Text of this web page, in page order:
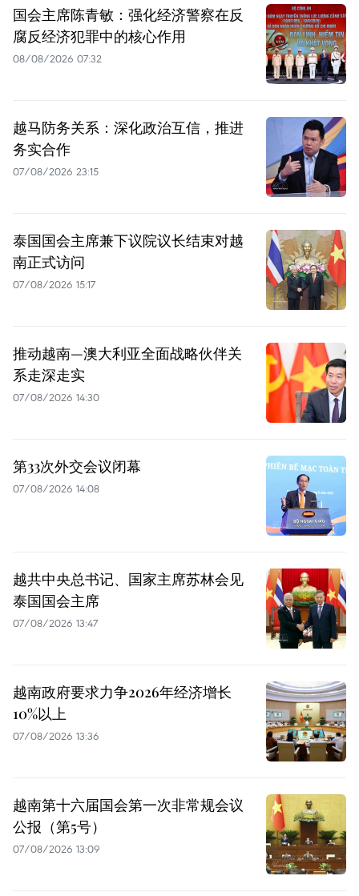
国会主席陈青敏：强化经济警察在反
腐反经济犯罪中的核心作用
08/08/2026 07:32
越马防务关系：深化政治互信，推进
务实合作
07/08/2026 23:15
泰国国会主席兼下议院议长结束对越
南正式访问
07/08/2026 15:17
推动越南—澳大利亚全面战略伙伴关
系走深走实
07/08/2026 14:30
第33次外交会议闭幕
07/08/2026 14:08
越共中央总书记、国家主席苏林会见
泰国国会主席
07/08/2026 13:47
越南政府要求力争2026年经济增长
10%以上
07/08/2026 13:36
越南第十六届国会第一次非常规会议
公报（第5号）
07/08/2026 13:09